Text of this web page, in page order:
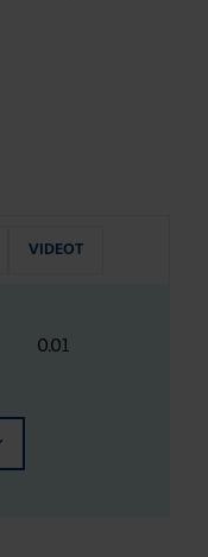
VIDEOT
0.01